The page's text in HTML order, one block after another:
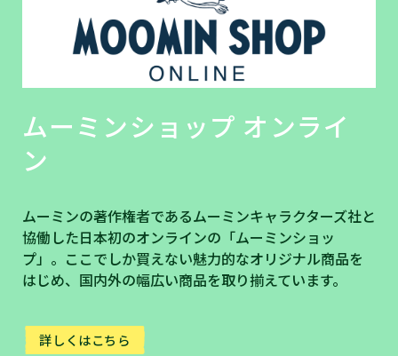
ムーミンショップ オンライ
ン
ムーミンの著作権者であるムーミンキャラクターズ社と
協働した日本初のオンラインの「ムーミンショッ
プ」。ここでしか買えない魅力的なオリジナル商品を
はじめ、国内外の幅広い商品を取り揃えています。
詳しくはこちら